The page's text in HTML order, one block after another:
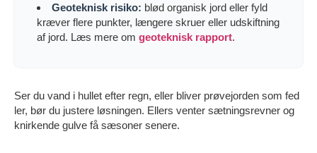
Geoteknisk risiko: blød organisk jord eller fyld
kræver flere punkter, længere skruer eller udskiftning
af jord. Læs mere om geoteknisk rapport.
Ser du vand i hullet efter regn, eller bliver prøvejorden som fed
ler, bør du justere løsningen. Ellers venter sætningsrevner og
knirkende gulve få sæsoner senere.